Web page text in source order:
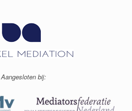
Aangesloten bij: